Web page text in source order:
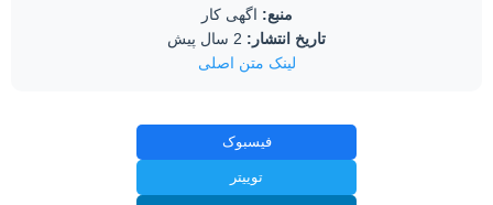
منبع: اگهی کار
تاریخ انتشار:
لینک متن اصلی
فیسبوک
توییتر